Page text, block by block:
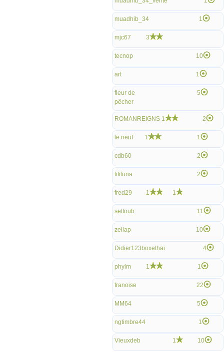
muadhib_34 1
mjc67 3
tecnop 10
art 1
fleur de
pêcher
5
ROMANREIGNS 1 2
le neuf 1 1
cdb60 2
titiluna 2
fred29 1 1
settoub 11
zellap 10
Didier123boxethai 4
phylm 1 1
franoise 22
MM64 5
ngtimbre44 1
Vieuxdeb 1 10